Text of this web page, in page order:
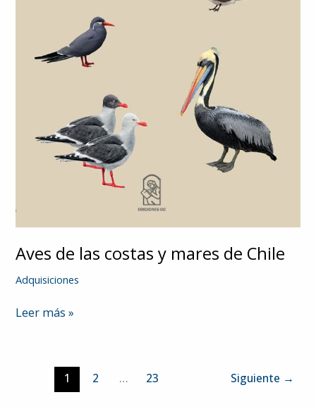
Aves de las costas y mares de Chile
Adquisiciones
Aves
Leer más »
1 2 … 23 Siguiente →